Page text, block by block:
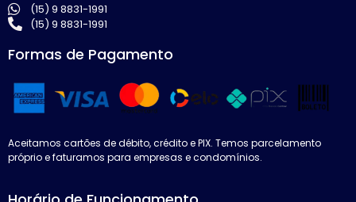
(15) 9 8831-1991
(15) 9 8831-1991
Formas de Pagamento
Aceitamos cartões de débito, crédito e PIX. Temos parcelamento
próprio e faturamos para empresas e condomínios.